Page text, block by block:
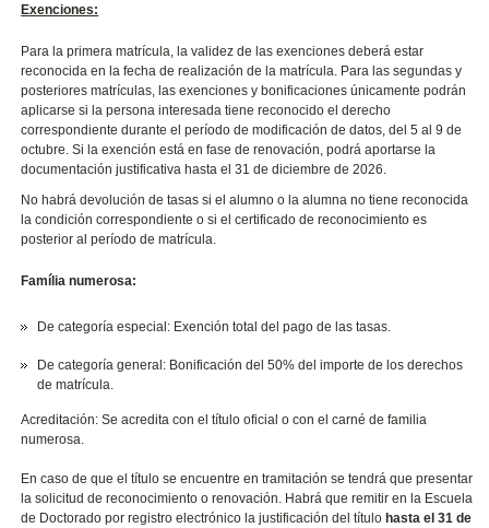
Exenciones:
Para la primera matrícula, la validez de las exenciones deberá estar
reconocida en la fecha de realización de la matrícula. Para las segundas y
posteriores matrículas, las exenciones y bonificaciones únicamente podrán
aplicarse si la persona interesada tiene reconocido el derecho
correspondiente durante el período de modificación de datos, del 5 al 9 de
octubre. Si la exención está en fase de renovación, podrá aportarse la
documentación justificativa hasta el 31 de diciembre de 2026.
No habrá devolución de tasas si el alumno o la alumna no tiene reconocida
la condición correspondiente o si el certificado de reconocimiento es
posterior al período de matrícula.
Família numerosa:
De categoría especial: Exención total del pago de las tasas.
De categoría general: Bonificación del 50% del importe de los derechos
de matrícula.
Acreditación: Se acredita con el título oficial o con el carné de familia
numerosa.
En caso de que el título se encuentre en tramitación se tendrá que presentar
la solicitud de reconocimiento o renovación. Habrá que remitir en la Escuela
de Doctorado por registro electrónico la justificación del título hasta el 31 de